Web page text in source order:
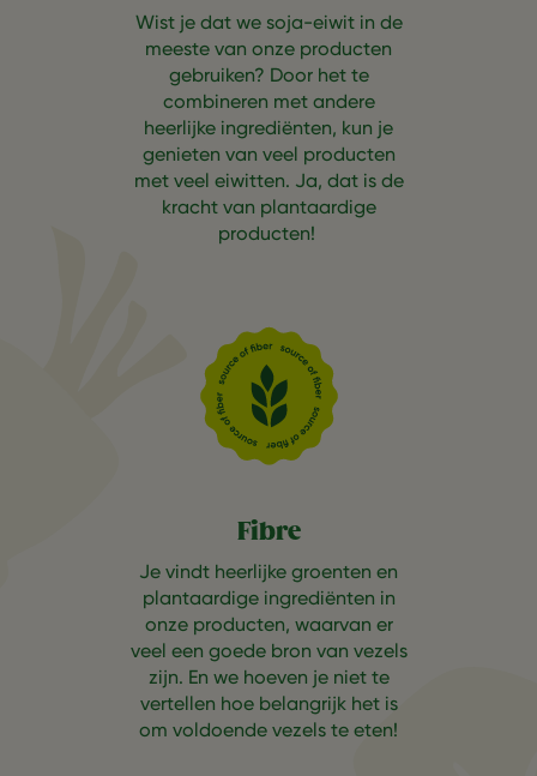
Wist je dat we soja-eiwit in de
meeste van onze producten
gebruiken? Door het te
combineren met andere
heerlijke ingrediënten, kun je
genieten van veel producten
met veel eiwitten. Ja, dat is de
kracht van plantaardige
producten!
Fibre
Je vindt heerlijke groenten en
plantaardige ingrediënten in
onze producten, waarvan er
veel een goede bron van vezels
zijn. En we hoeven je niet te
vertellen hoe belangrijk het is
om voldoende vezels te eten!